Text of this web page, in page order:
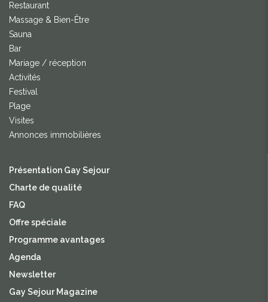
Restaurant
Massage & Bien-Être
Sauna
Bar
Mariage / réception
Activités
Festival
Plage
Visites
Annonces immobilières
Présentation Gay Sejour
Charte de qualité
FAQ
Offre spéciale
Programme avantages
Agenda
Newsletter
Gay Sejour Magazine